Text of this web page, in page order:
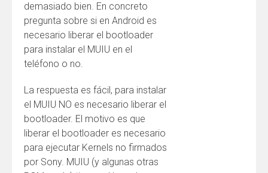
demasiado bien. En concreto
pregunta sobre si en Android es
necesario liberar el bootloader
para instalar el MUIU en el
teléfono o no.
La respuesta es fácil, para instalar
el MUIU NO es necesario liberar el
bootloader. El motivo es que
liberar el bootloader es necesario
para ejecutar Kernels no firmados
por Sony. MUIU (y algunas otras